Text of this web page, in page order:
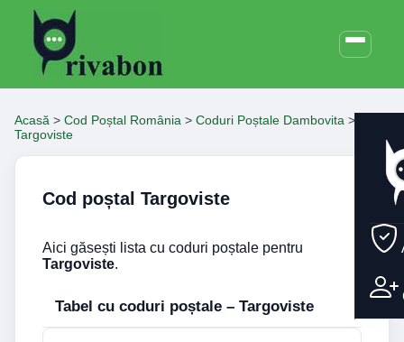
Acasă > Cod Poștal România > Coduri Poștale Dambovita >
Targoviste
Cod poștal Targoviste
Aici găsești lista cu coduri poștale pentru
Targoviste.
Tabel cu coduri poștale – Targoviste